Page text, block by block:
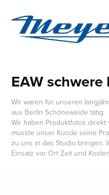
EAW
Wir waren für unseren
aus Berlin Schöneweide tätig.
Wir haben Produktfotos
musste unser Kunde seine
zu uns in das Studio bringen.
Einsatz vor Ort Zeit und